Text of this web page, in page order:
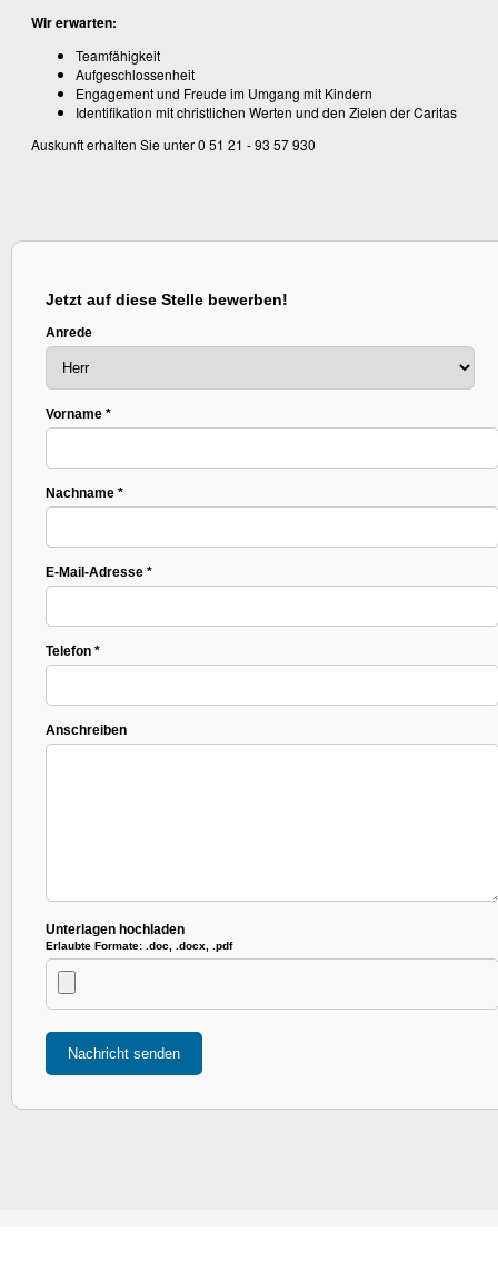
Wir erwarten:
Teamfähigkeit
Aufgeschlossenheit
Engagement und Freude im Umgang mit Kindern
Identifikation mit christlichen Werten und den Zielen der Caritas
Auskunft erhalten Sie unter 0 51 21 - 93 57 930
Jetzt auf diese Stelle bewerben!
Anrede
Vorname *
Nachname *
E-Mail-Adresse *
Telefon *
Anschreiben
Unterlagen hochladen
Erlaubte Formate: .doc, .docx, .pdf
Nachricht senden